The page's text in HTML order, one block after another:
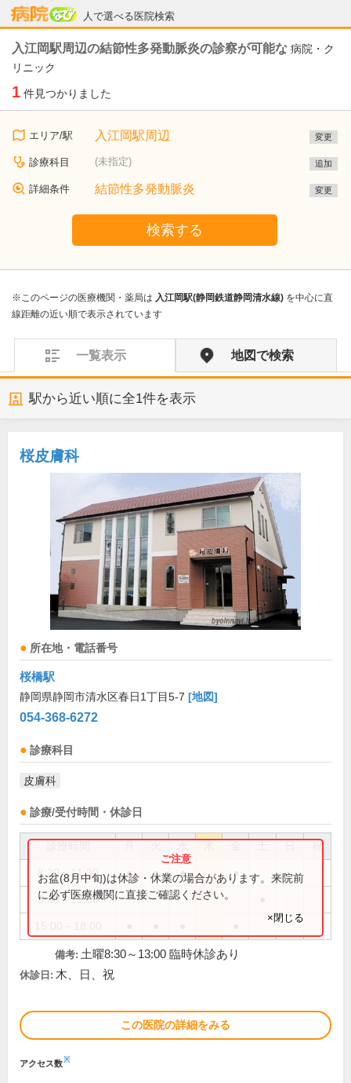
人で選べる医院検索
病院なび
入江岡駅周辺の結節性多発動脈炎の診察が可能な 病院・ク
リニック
1 件見つかりました
エリア/駅 入江岡駅周辺 変更
診療科目 (未指定) 追加
詳細条件 結節性多発動脈炎 変更
検索する
※このページの医療機関・薬局は 入江岡駅(静岡鉄道静岡清水線) を中心に直
線距離の近い順で表示されています
一覧表示 地図で検索
駅から近い順に全1件を表示
桜皮膚科
所在地・電話番号
桜橋駅
静岡県静岡市清水区春日1丁目5-7 [地図]
054-368-6272
診療科目
皮膚科
診療/受付時間・休診日
祝
8:30～11:30 ● ● ● ●
8:30～13:00
お盆(8月中旬)は休診・休業の場合があります。来院前
に必ず医療機関に直接ご確認ください。
×閉じる
備考: 土曜8:30～13:00 臨時休診あり
休診日: 木、日、祝
この医院の詳細をみる
アクセス数※